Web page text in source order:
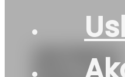
235/75R17.5
DH40 132M